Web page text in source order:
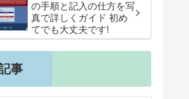
の手順と記入の仕方を写
真で詳しくガイド 初め
てでも大丈夫です!
事